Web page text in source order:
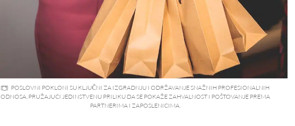
POSLOVNI POKLONI SU KLJUČNI ZA IZGRADNJU I ODRŽAVANJE SNAŽNIH PROFESIONALNIH
ODNOSA, PRUŽAJUĆI JEDINSTVENU PRILIKU DA SE POKAŽE ZAHVALNOST I POŠTOVANJE PREMA
PARTNERIMA I ZAPOSLENICIMA.